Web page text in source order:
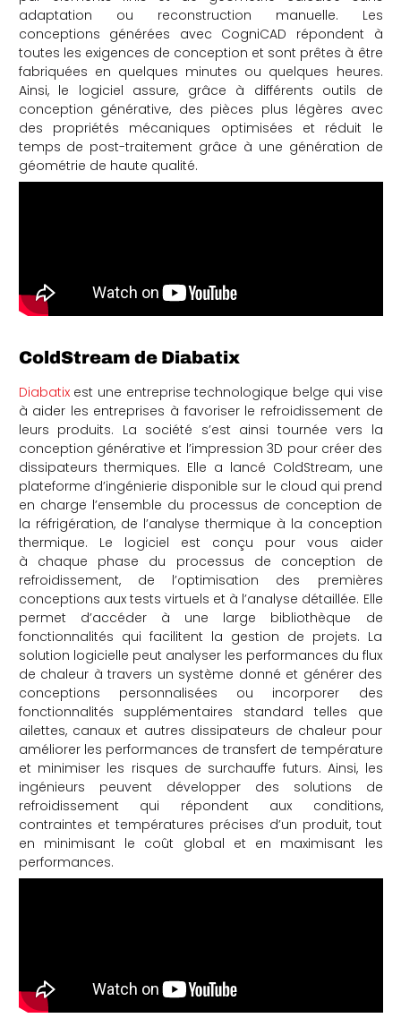
adaptation ou reconstruction manuelle. Les
conceptions générées avec CogniCAD répondent à
toutes les exigences de conception et sont prêtes à être
fabriquées en quelques minutes ou quelques heures.
Ainsi, le logiciel assure, grâce à différents outils de
conception générative, des pièces plus légères avec
des propriétés mécaniques optimisées et réduit le
temps de post-traitement grâce à une génération de
géométrie de haute qualité.
ColdStream de Diabatix
Diabatixest une entreprise technologique belge qui vise
à aider les entreprises à favoriser le refroidissement de
leurs produits. La société s’est ainsi tournée vers la
conception générative et l’impression 3D pour créer des
dissipateurs thermiques. Elle a lancé ColdStream, une
plateforme d’ingénierie disponible sur le cloud qui prend
en charge l’ensemble du processus de conception de
la réfrigération, de l’analyse thermique à la conception
thermique. Le logiciel est conçu pour vous aider
à chaque phase du processus de conception de
refroidissement, de l’optimisation des premières
conceptions aux tests virtuels et à l’analyse détaillée. Elle
permet d’accéder à une large bibliothèque de
fonctionnalités qui facilitent la gestion de projets. La
solution logicielle peut analyser les performances du flux
de chaleur à travers un système donné et générer des
conceptions personnalisées ou incorporer des
fonctionnalités supplémentaires standard telles que
ailettes, canaux et autres dissipateurs de chaleur pour
améliorer les performances de transfert de température
et minimiser les risques de surchauffe futurs. Ainsi, les
ingénieurs peuvent développer des solutions de
refroidissement qui répondent aux conditions,
contraintes et températures précises d’un produit, tout
en minimisant le coût global et en maximisant les
performances.